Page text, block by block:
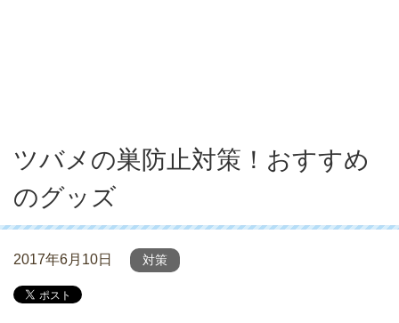
ツバメの巣防止対策！おすすめ
のグッズ
2017年6月10日 対策